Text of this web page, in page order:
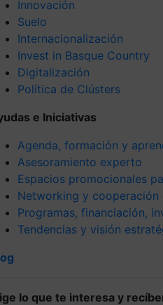
Innovación
Suelo
Internacionalización
Invest in Basque Country
Digitalización
Política de Clústers
e Iniciativas
Agenda, formación y
Asesoramiento experto
Espacios promocionales
Networking y cooperación
Programas, financiación,
Tendencias y visión
lo que te interesa y